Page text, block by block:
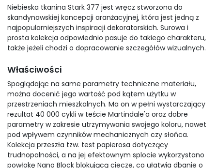
Niebieska tkanina Stark 377 jest wręcz stworzona do
skandynawskiej koncepcji aranżacyjnej, która jest jedną z
najpopularniejszych inspiracji dekoratorskich. Surowa i
prosta kolekcja odpowiednio pasuje do takiego charakteru,
także jeżeli chodzi o dopracowanie szczegółów wizualnych.
Właściwości
Spoglądając na same parametry techniczne materiału,
można docenić jego wartość pod kątem użytku w
przestrzeniach mieszkalnych. Ma on w pełni wystarczający
rezultat 40 000 cykli w teście Martindale'a oraz dobre
parametry w zakresie utrzymywania swojego koloru, nawet
pod wpływem czynników mechanicznych czy słońca.
Kolekcja przeszła tzw. test papierosa dotyczący
trudnopalności, a na jej efektownym splocie wykorzystano
powłokę Nano Block blokującą ciecze, co ułatwia dbanie o